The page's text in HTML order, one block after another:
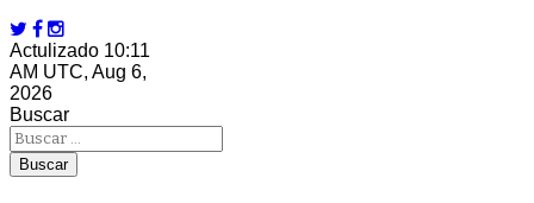
Actulizado 10:11
AM UTC, Aug 6,
2026
Buscar